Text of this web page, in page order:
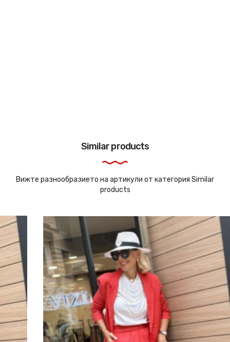
Similar products
Вижте разнообразието на артикули от категория Similar
products